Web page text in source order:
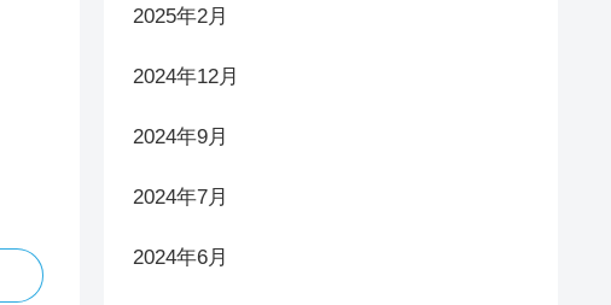
2025年2月
2024年12月
2024年9月
2024年7月
2024年6月